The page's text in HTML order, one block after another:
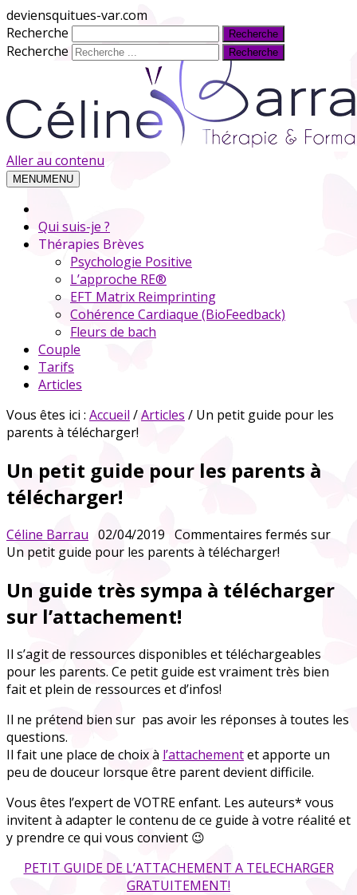
deviensquitues-var.com
Recherche
Recherche
Aller au contenu
MENUMENU
Qui suis-je ?
Thérapies Brèves
Psychologie Positive
L’approche RE®
EFT Matrix Reimprinting
Cohérence Cardiaque (BioFeedback)
Fleurs de bach
Couple
Tarifs
Articles
Vous êtes ici : Accueil /Articles / Un petit guide pour les
parents à télécharger!
Un petit guide pour les parents à
télécharger!
Céline Barrau 02/04/2019 Commentaires fermés sur
Un petit guide pour les parents à télécharger!
Un guide très sympa à télécharger
sur l’attachement!
Il s’agit de ressources disponibles et téléchargeables
pour les parents. Ce petit guide est vraiment très bien
fait et plein de ressources et d’infos!
Il ne prétend bien sur pas avoir les réponses à toutes les
questions.
Il fait une place de choix à l’attachementet apporte un
peu de douceur lorsque être parent devient difficile.
Vous êtes l’expert de VOTRE enfant. Les auteurs* vous
invitent à adapter le contenu de ce guide à votre réalité et
y prendre ce qui vous convient 😉
PETIT GUIDE DE L’ATTACHEMENT A TELECHARGER
GRATUITEMENT!